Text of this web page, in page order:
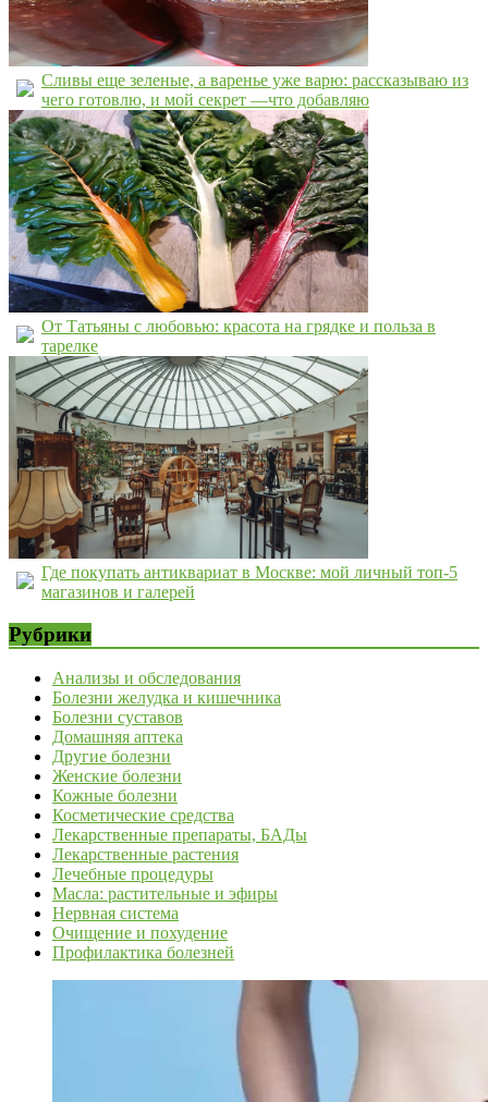
Сливы еще зеленые, а варенье уже варю: рассказываю из
чего готовлю, и мой секрет —что добавляю
От Татьяны с любовью: красота на грядке и польза в
тарелке
Где покупать антиквариат в Москве: мой личный топ-5
магазинов и галерей
Рубрики
Анализы и обследования
Болезни желудка и кишечника
Болезни суставов
Домашняя аптека
Другие болезни
Женские болезни
Кожные болезни
Косметические средства
Лекарственные препараты, БАДы
Лекарственные растения
Лечебные процедуры
Масла: растительные и эфиры
Нервная система
Очищение и похудение
Профилактика болезней